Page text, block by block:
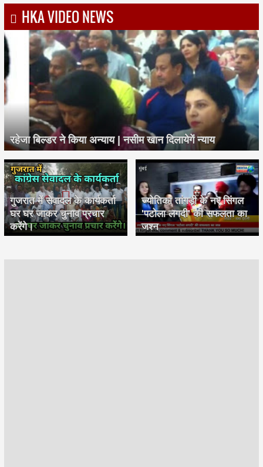
HKA VIDEO NEWS
रहेजा बिल्डर ने किया अन्याय | नसीम खान दिलायेगें न्याय
गुजरात में सेवादल के कार्यकर्ता
घर घर जाकर चुनाव प्रचार
करेंगे।
ज्योतिका तांगड़ी के नए सिंगल
'पटोला लगदी' की सफलता का
जश्न